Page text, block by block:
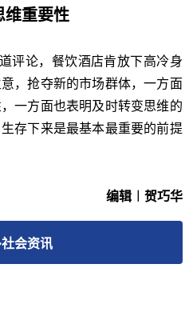
维重要性
评论，餐饮酒店肯放下高冷身
，抢夺新的市场群体，一方面
一方面也表明及时转变思维的
存下来是最基本最重要的前提
编辑︱贺巧华
社会资讯